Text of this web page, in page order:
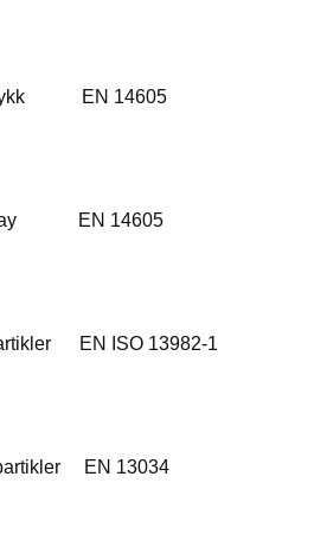
EN 14605
EN 14605
EN ISO 13982-1
EN 13034